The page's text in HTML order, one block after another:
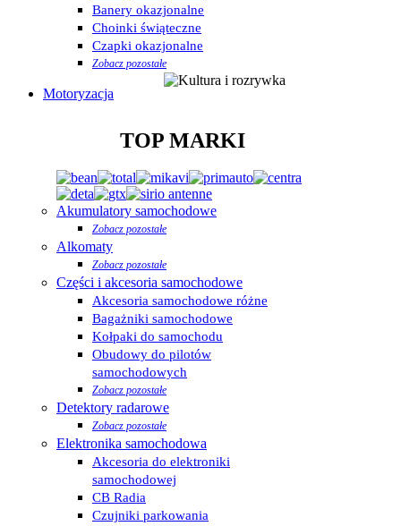
Banery okazjonalne
Choinki świąteczne
Czapki okazjonalne
Zobacz pozostałe
Motoryzacja
TOP MARKI
Akumulatory samochodowe
Zobacz pozostałe
Alkomaty
Zobacz pozostałe
Części i akcesoria samochodowe
Akcesoria samochodowe różne
Bagażniki samochodowe
Kołpaki do samochodu
Obudowy do pilotów
samochodowych
Zobacz pozostałe
Detektory radarowe
Zobacz pozostałe
Elektronika samochodowa
Akcesoria do elektroniki
samochodowej
CB Radia
Czujniki parkowania